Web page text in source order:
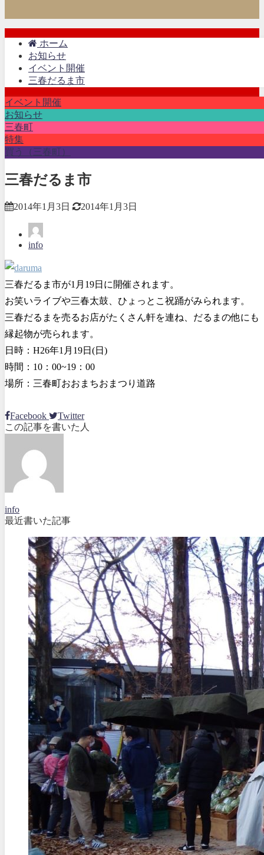
ホーム
お知らせ
イベント開催
三春だるま市
イベント開催
お知らせ
三春町
特集
買う（三春町）
三春だるま市
2014年1月3日 2014年1月3日
info
三春だるま市が1月19日に開催されます。
お笑いライ ブや三春太鼓、ひょっとこ祝踊がみられます。
三春だるまを売るお店がたくさん軒を連ね、だるまの他にも
縁起物が売られます。
日時：H26年1月19日(日)
時間：10：00~19：00
場所：三春町おおまちおまつり道路
Facebook
Twitter
この記事を書いた人
info
最近書いた記事